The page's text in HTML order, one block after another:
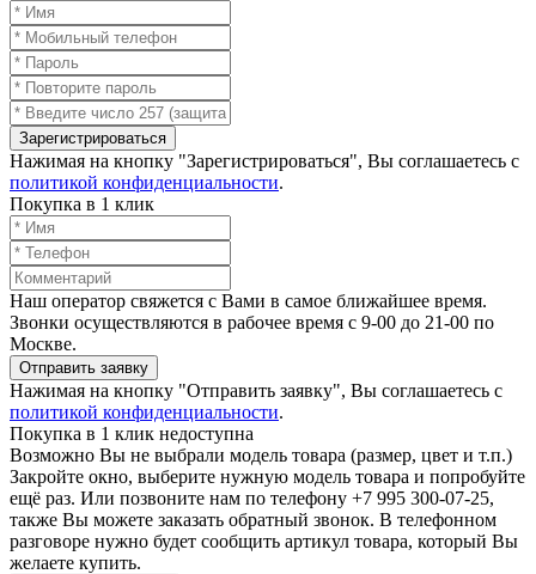
Зарегистрироваться
Нажимая на кнопку "Зарегистрироваться", Вы соглашаетесь с
политикой конфиденциальности.
Покупка в 1 клик
Наш оператор свяжется с Вами в самое ближайшее время.
Звонки осуществляются в рабочее время с 9-00 до 21-00 по
Москве.
Отправить заявку
Нажимая на кнопку "Отправить заявку", Вы соглашаетесь с
политикой конфиденциальности.
Покупка в 1 клик недоступна
Возможно Вы не выбрали модель товара (размер, цвет и т.п.)
Закройте окно, выберите нужную модель товара и попробуйте
ещё раз. Или позвоните нам по телефону +7 995 300-07-25,
также Вы можете заказать обратный звонок. В телефонном
разговоре нужно будет сообщить артикул товара, который Вы
желаете купить.